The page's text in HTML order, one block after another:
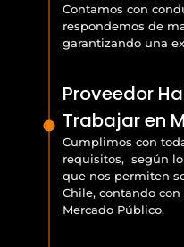
Contamos con
respondemos de
garantizando una
Proveedor
Trabajar en
Cumplimos con
requisitos, según lo
que nos permiten
Chile, contando
Mercado Público.